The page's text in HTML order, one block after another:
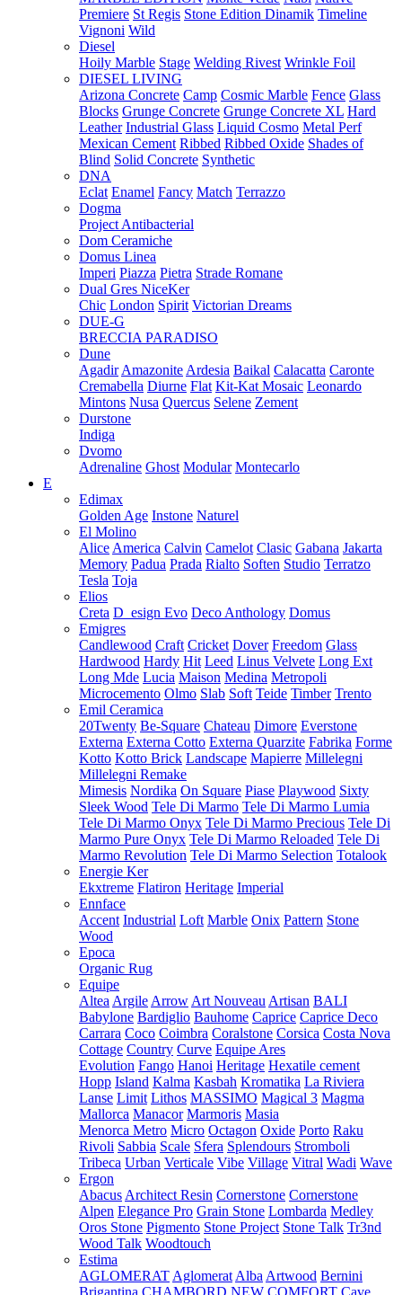
Premiere St Regis Stone Edition Dinamik Timeline
Vignoni Wild
Diesel
Hoily Marble Stage Welding Rivest Wrinkle Foil
DIESEL LIVING
Arizona Concrete Camp Cosmic Marble Fence Glass
Blocks Grunge Concrete Grunge Concrete XL Hard
Leather Industrial Glass Liquid Cosmo Metal Perf
Mexican Cement Ribbed Ribbed Oxide Shades of
Blind Solid Concrete Synthetic
DNA
Eclat Enamel Fancy Match Terrazzo
Dogma
Project Antibacterial
Dom Ceramiche
Domus Linea
Imperi Piazza Pietra Strade Romane
Dual Gres NiceKer
Chic London Spirit Victorian Dreams
DUE-G
BRECCIA PARADISO
Dune
Agadir Amazonite Ardesia Baikal Calacatta Caronte
Cremabella Diurne Flat Kit-Kat Mosaic Leonardo
Mintons Nusa Quercus Selene Zement
Durstone
Indiga
Dvomo
Adrenaline Ghost Modular Montecarlo
E
Edimax
Golden Age Instone Naturel
El Molino
Alice America Calvin Camelot Clasic Gabana Jakarta
Memory Padua Prada Rialto Soften Studio Terratzo
Tesla Toja
Elios
Creta D_esign Evo Deco Anthology Domus
Emigres
Candlewood Craft Cricket Dover Freedom Glass
Hardwood Hardy Hit Leed Linus Velvete Long Ext
Long Mde Lucia Maison Medina Metropoli
Microcemento Olmo Slab Soft Teide Timber Trento
Emil Ceramica
20Twenty Be-Square Chateau Dimore Everstone
Externa Externa Cotto Externa Quarzite Fabrika Forme
Kotto Kotto Brick Landscape Mapierre Millelegni
Millelegni Remake
Mimesis Nordika On Square Piase Playwood Sixty
Sleek Wood Tele Di Marmo Tele Di Marmo Lumia
Tele Di Marmo Onyx Tele Di Marmo Precious Tele Di
Marmo Pure Onyx Tele Di Marmo Reloaded Tele Di
Marmo Revolution Tele Di Marmo Selection Totalook
Energie Ker
Ekxtreme Flatiron Heritage Imperial
Ennface
Accent Industrial Loft Marble Onix Pattern Stone
Wood
Epoca
Organic Rug
Equipe
Altea Argile Arrow Art Nouveau Artisan BALI
Babylone Bardiglio Bauhome Caprice Caprice Deco
Carrara Coco Coimbra Coralstone Corsica Costa Nova
Cottage Country Curve Equipe Ares
Evolution Fango Hanoi Heritage Hexatile cement
Hopp Island Kalma Kasbah Kromatika La Riviera
Lanse Limit Lithos MASSIMO Magical 3 Magma
Mallorca Manacor Marmoris Masia
Menorca Metro Micro Octagon Oxide Porto Raku
Rivoli Sabbia Scale Sfera Splendours Stromboli
Tribeca Urban Verticale Vibe Village Vitral Wadi Wave
Ergon
Abacus Architect Resin Cornerstone Cornerstone
Alpen Elegance Pro Grain Stone Lombarda Medley
Oros Stone Pigmento Stone Project Stone Talk Tr3nd
Wood Talk Woodtouch
Estima
AGLOMERAT Aglomerat Alba Artwood Bernini